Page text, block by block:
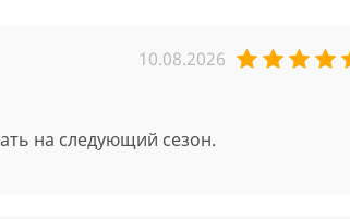
10.08.2026
на следующий сезон.